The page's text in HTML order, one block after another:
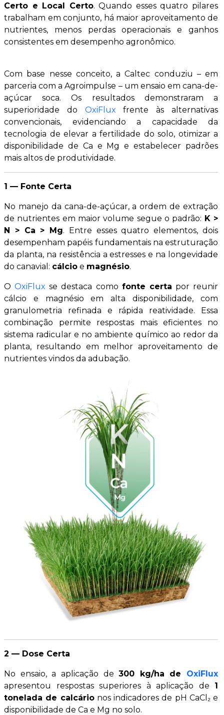
Certo e Local Certo. Quando esses quatro pilares
trabalham em conjunto, há maior aproveitamento de
nutrientes, menos perdas operacionais e ganhos
consistentes em desempenho agronômico.
Com base nesse conceito, a Caltec conduziu – em
parceria com a Agroimpulse – um ensaio em cana-de-
açúcar soca. Os resultados demonstraram a
superioridade do OxiFlux frente às alternativas
convencionais, evidenciando a capacidade da
tecnologia de elevar a fertilidade do solo, otimizar a
disponibilidade de Ca e Mg e estabelecer padrões
mais altos de produtividade.
1 — Fonte Certa
No manejo da cana-de-açúcar, a ordem de extração
de nutrientes em maior volume segue o padrão: K >
N > Ca > Mg. Entre esses quatro elementos, dois
desempenham papéis fundamentais na estruturação
da planta, na resistência a estresses e na longevidade
do canavial: cálcio e magnésio.
OOxiFlux se destaca como fonte certa por reunir
cálcio e magnésio em alta disponibilidade, com
granulometria refinada e rápida reatividade. Essa
combinação permite respostas mais eficientes no
sistema radicular e no ambiente químico ao redor da
planta, resultando em melhor aproveitamento de
nutrientes vindos da adubação.
2 — Dose Certa
No ensaio, a aplicação de300 kg/ha de OxiFlux
apresentou respostas superiores à aplicação de 1
tonelada de calcárionos indicadores de pH CaCl₂ e
disponibilidade de Ca e Mg no solo.